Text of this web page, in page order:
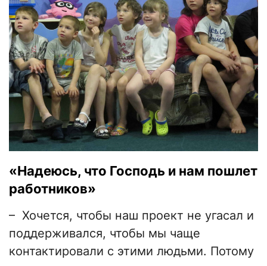
«Надеюсь, что Господь и нам пошлет
работников»
– Хочется, чтобы наш проект не угасал и
поддерживался, чтобы мы чаще
контактировали с этими людьми. Потому